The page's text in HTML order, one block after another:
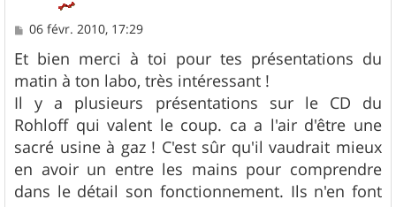
M
s
s
a
06 févr. 2010, 17:29
Et bien merci à toi pour tes présentations du
matin à ton labo, très intéressant !
Il y a plusieurs présentations sur le CD du
Rohloff qui valent le coup. ca a l'air d'être une
sacré usine à gaz ! C'est sûr qu'il vaudrait mieux
en avoir un entre les mains pour comprendre
dans le détail son fonctionnement. Ils n'en font